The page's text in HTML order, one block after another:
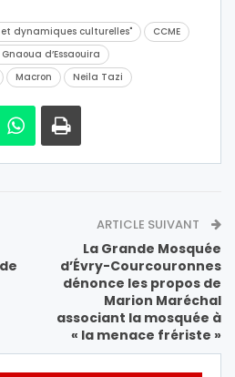
dynamiques culturelles"
CCME
d’Essaouira
Macron Neila Tazi
ARTICLE SUIVANT
La Grande Mosquée
d’Évry-Courcouronnes
dénonce les propos de
Marion Maréchal
associant la mosquée à
« la menace frériste »